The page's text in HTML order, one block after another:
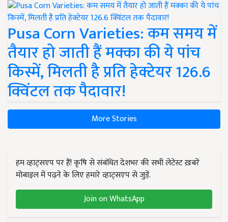
Pusa Corn Varieties: कम समय में
तैयार हो जाती हैं मक्का की ये पांच
किस्में, मिलती है प्रति हेक्टेयर 126.6
क्विंटल तक पैदावार!
More Stories
हम व्हाट्सएप पर हैं! कृषि से संबंधित देशभर की सभी लेटेस्ट ख़बरें
मोबाइल में पढ़ने के लिए हमारे व्हाट्सएप से जुड़ें.
Join on WhatsApp